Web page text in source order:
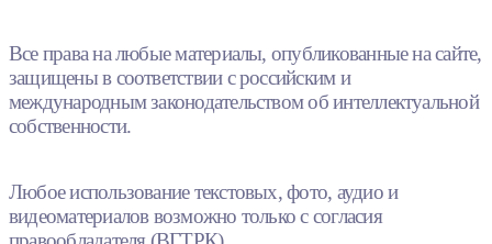
Все права на любые материалы, опубликованные на сайте,
защищены в соответствии с российским и
международным законодательством об интеллектуальной
собственности.
Любое использование текстовых, фото, аудио и
видеоматериалов возможно только с согласия